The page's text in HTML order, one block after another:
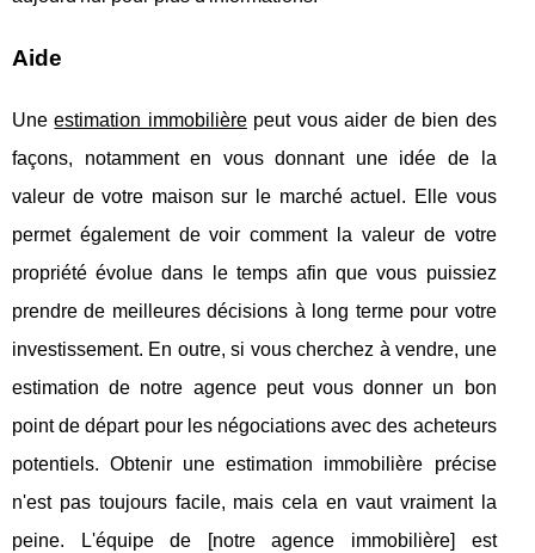
Aide
Uneestimation immobilièrepeut vous aider de bien des
façons, notamment en vous donnant une idée de la
valeur de votre maison sur le marché actuel. Elle vous
permet également de voir comment la valeur de votre
propriété évolue dans le temps afin que vous puissiez
prendre de meilleures décisions à long terme pour votre
investissement. En outre, si vous cherchez à vendre, une
estimation de notre agence peut vous donner un bon
point de départ pour les négociations avec des acheteurs
potentiels. Obtenir une estimation immobilière précise
n'est pas toujours facile, mais cela en vaut vraiment la
peine. L'équipe de [notre agence immobilière] est